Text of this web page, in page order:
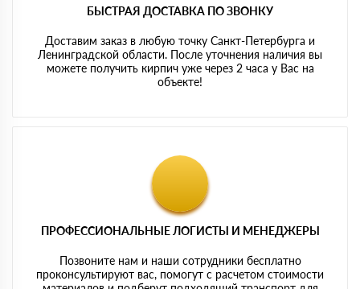
БЫСТРАЯ ДОСТАВКА ПО ЗВОНКУ
Доставим заказ в любую точку Санкт-Петербурга и
Ленинградской области. После уточнения наличия вы
можете получить кирпич уже через 2 часа у Вас на
объекте!
ПРОФЕССИОНАЛЬНЫЕ ЛОГИСТЫ И МЕНЕДЖЕРЫ
Позвоните нам и наши сотрудники бесплатно
проконсультируют вас, помогут с расчетом стоимости